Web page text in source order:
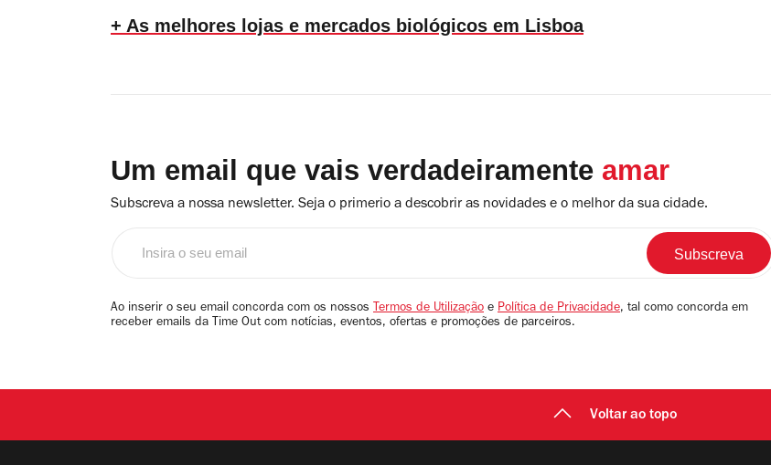
+ As melhores lojas e mercados biológicos em Lisboa
Um email que vais verdadeiramente amar
Subscreva a nossa newsletter. Seja o primerio a descobrir as novidades e o melhor da sua cidade.
email
Ao inserir o seu email concorda com os nossos Termos de Utilização e Política de Privacidade, tal como concorda em
receber emails da Time Out com notícias, eventos, ofertas e promoções de parceiros.
Voltar ao topo